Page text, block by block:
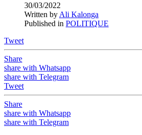
30/03/2022
Written by Ali Kalonga
Published in POLITIQUE
Tweet
Share
share with Whatsapp
share with Telegram
Tweet
Share
share with Whatsapp
share with Telegram